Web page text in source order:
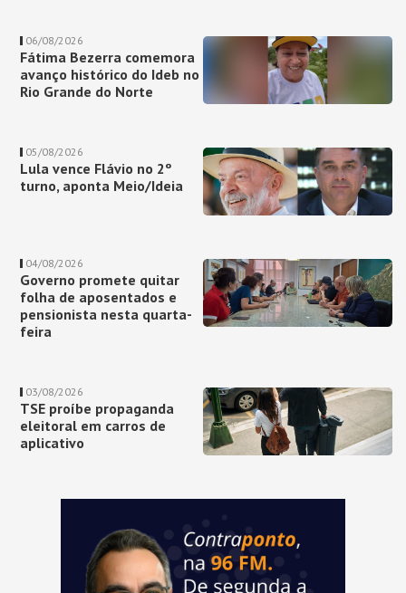
06/08/2026
Fátima Bezerra comemora
avanço histórico do Ideb no
Rio Grande do Norte
05/08/2026
Lula vence Flávio no 2º
turno, aponta Meio/Ideia
04/08/2026
Governo promete quitar
folha de aposentados e
pensionista nesta quarta-
feira
03/08/2026
TSE proíbe propaganda
eleitoral em carros de
aplicativo